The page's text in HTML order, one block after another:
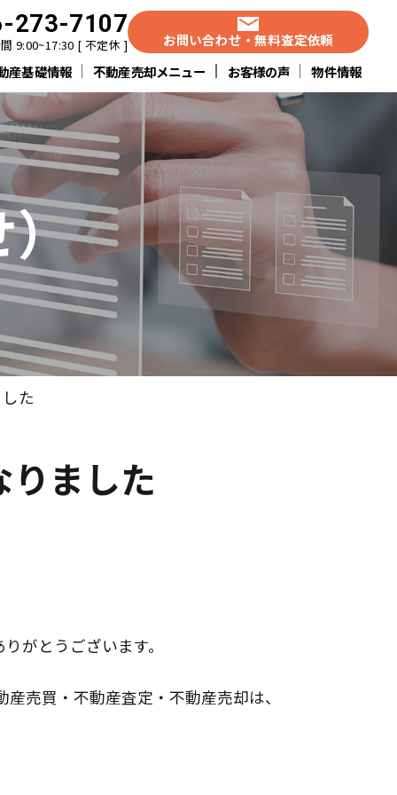
273-7107
9:00~17:30 [ 不定休 ]
お問い合わせ・無料査定依頼
産基礎情報
不動産売却メニュー お客様の声 物件情報
）
た
ました
がとうございます。
売買・不動産査定・不動産売却は、